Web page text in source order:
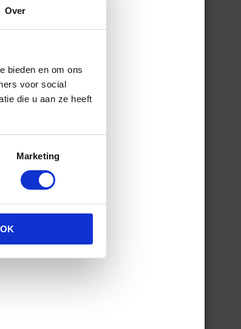
Over
bieden en om ons
voor social
die u aan ze heeft
Marketing
OK